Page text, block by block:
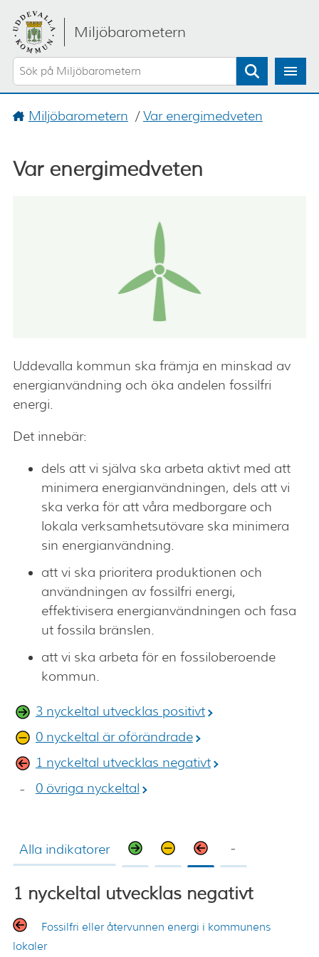
Gå direkt till sidans innehåll
Miljöbarometern
Sök
Miljöbarometern /Var energimedveten
Var energimedveten
Uddevalla kommun ska främja en minskad av
energianvändning och öka andelen fossilfri
energi.
Det innebär:
dels att vi själva ska arbeta aktivt med att
minimera energianvändningen, dels att vi
ska verka för att våra medborgare och
lokala verksamhetsutövare ska minimera
sin energianvändning.
att vi ska prioritera produktionen och
användningen av fossilfri energi,
effektivisera energianvändningen och fasa
ut fossila bränslen.
att vi ska arbeta för en fossiloberoende
kommun.
3 nyckeltal utvecklas positivt
0 nyckeltal är oförändrade
1 nyckeltal utvecklas negativt
0 övriga nyckeltal
Alla indikatorer
1 nyckeltal utvecklas negativt
Fossilfri eller återvunnen energi i kommunens
lokaler